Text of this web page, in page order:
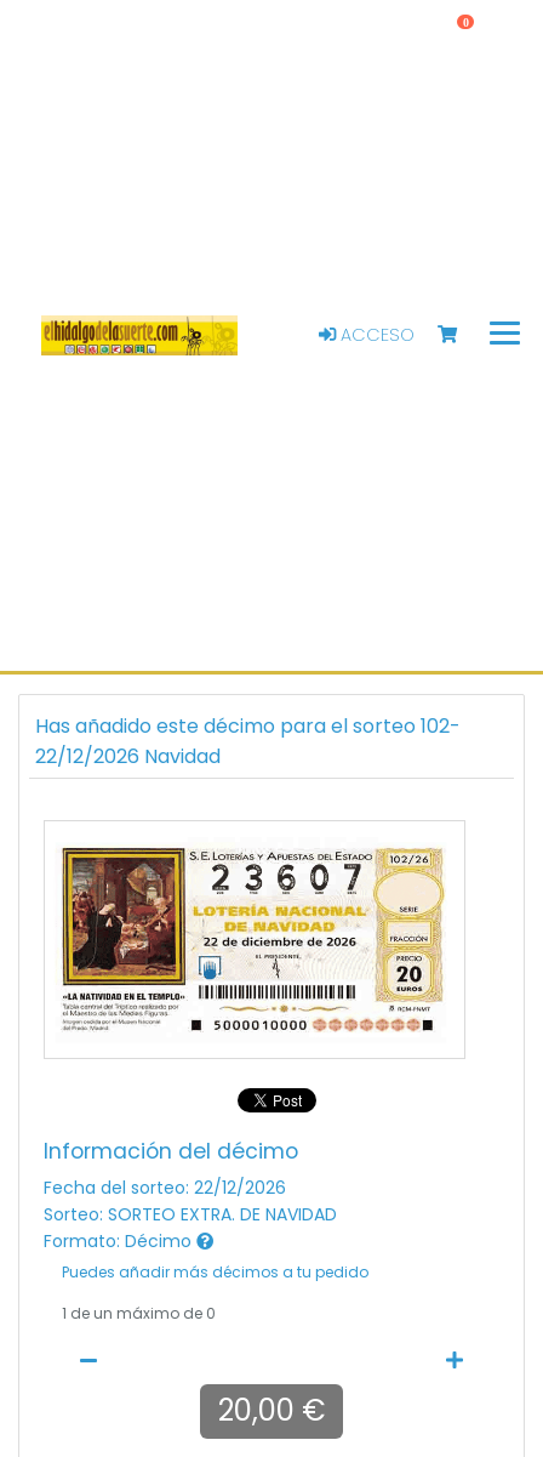
ACCESO
0
Has añadido este décimo para el sorteo 102-
22/12/2026 Navidad
Información del décimo
Fecha del sorteo: 22/12/2026
Sorteo: SORTEO EXTRA. DE NAVIDAD
Formato: Décimo
Puedes añadir más décimos a tu pedido
1 de un máximo de 0
20,00 €